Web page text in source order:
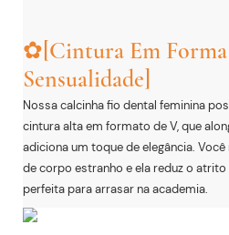
✿[Cintura Em Forma
Sensualidade]
Nossa calcinha fio dental feminina
cintura alta em formato de V, que
adiciona um toque de elegância.
de corpo estranho e ela reduz o
perfeita para arrasar na academia.